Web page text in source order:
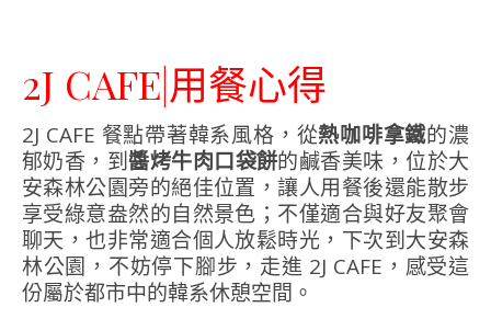
2J CAFE|用餐心得
2J CAFE 餐點帶著韓系風格，從熱咖啡拿鐵的濃
郁奶香，到醬烤牛肉口袋餅的鹹香美味，位於大
安森林公園旁的絕佳位置，讓人用餐後還能散步
享受綠意盎然的自然景色；不僅適合與好友聚會
聊天，也非常適合個人放鬆時光，下次到大安森
林公園，不妨停下腳步，走進 2J CAFE，感受這
份屬於都市中的韓系休憩空間。